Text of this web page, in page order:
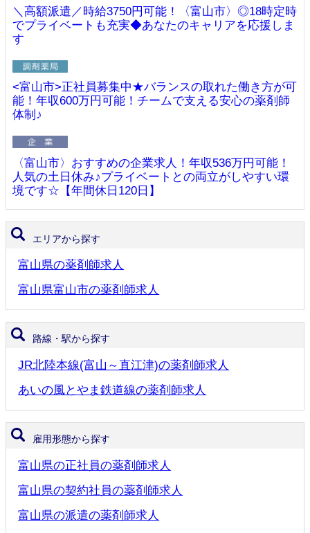
＼高額派遣／時給3750円可能！〈富山市〉◎18時定時
でプライベートも充実◆あなたのキャリアを応援しま
す
<富山市>正社員募集中★バランスの取れた働き方が可
能！年収600万円可能！チームで支える安心の薬剤師
体制♪
〈富山市〉おすすめの企業求人！年収536万円可能！
人気の土日休み♪プライベートとの両立がしやすい環
境です☆【年間休日120日】
エリアから探す
富山県の薬剤師求人
富山県富山市の薬剤師求人
路線・駅から探す
JR北陸本線(富山～直江津)の薬剤師求人
あいの風とやま鉄道線の薬剤師求人
雇用形態から探す
富山県の正社員の薬剤師求人
富山県の契約社員の薬剤師求人
富山県の派遣の薬剤師求人